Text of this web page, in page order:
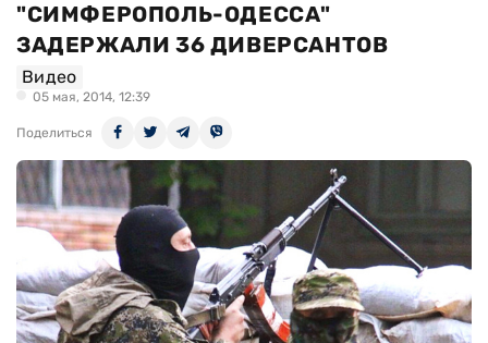
"СИМФЕРОПОЛЬ-ОДЕССА"
ЗАДЕРЖАЛИ 36 ДИВЕРСАНТОВ
Видео
05 мая, 2014, 12:39
Поделиться